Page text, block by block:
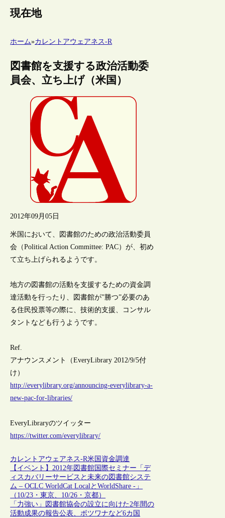
現在地
ホーム»カレントアウェアネス-R
図書館を支援する政治活動委
員会、立ち上げ（米国）
2012年09月05日
米国において、図書館のための政治活動委員
会（Political Action Committee: PAC）が、初め
て立ち上げられるようです。
地方の図書館の活動を支援するための資金調
達活動を行ったり、図書館が”勝つ”必要のあ
る住民投票等の際に、技術的支援、コンサル
タントなども行うようです。
Ref.
アナウンスメント（EveryLibrary 2012/9/5付
け）
http://everylibrary.org/announcing-everylibrary-a-
new-pac-for-libraries/
EveryLibraryのツイッター
https://twitter.com/everylibrary/
カレントアウェアネス-R米国 資金調達
【イベント】2012年図書館国際セミナー「デ
ィスカバリーサービスと未来の図書館システ
ム – OCLC WorldCat LocalとWorldShare -」
（10/23・東京、10/26・京都）
「力強い」図書館協会の設立に向けた2年間の
活動成果の報告公表、ボツワナなど6カ国